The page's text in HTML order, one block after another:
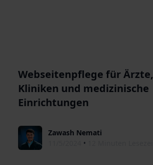
Webseitenpflege für Ärzte,
Kliniken und medizinische
Einrichtungen
Zawash Nemati
•